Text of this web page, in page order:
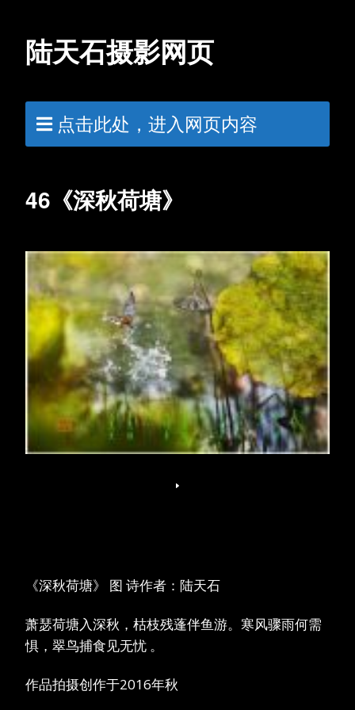
陆天石摄影网页
点击此处，进入网页内容
46《深秋荷塘》
《深秋荷塘》 图 诗作者：陆天石
萧瑟荷塘入深秋，枯枝残蓬伴鱼游。寒风骤雨何需
惧，翠鸟捕食见无忧 。
作品拍摄创作于2016年秋